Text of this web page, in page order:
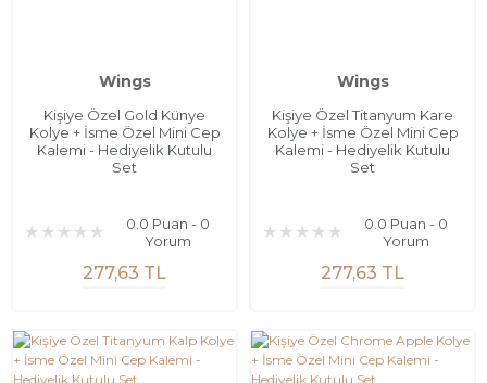
Wings
Kişiye Özel Gold Künye
Kolye + İsme Özel Mini Cep
Kalemi - Hediyelik Kutulu
Set
0.0 Puan - 0
Yorum
277,63 TL
Wings
Kişiye Özel Titanyum Kare
Kolye + İsme Özel Mini Cep
Kalemi - Hediyelik Kutulu
Set
0.0 Puan - 0
Yorum
277,63 TL